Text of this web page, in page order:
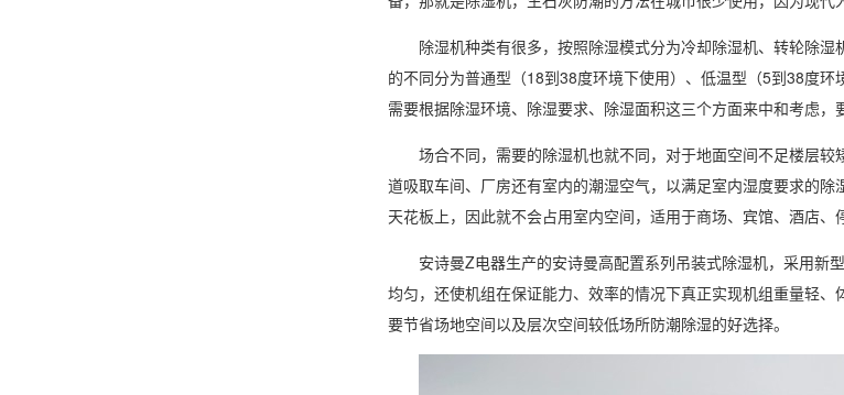
除湿机种类有很多，按照除湿模式分为冷却除湿机、 转轮除湿
的不同分为普通型（18到38度环境下使用）、低温型（5到38度
需要根据除湿环境、除湿要求、除湿面积这三个方面来中和考虑，
场合不同，需要的除湿机也就不同，对于地面空间不足楼层较
道吸取车间、厂房还有室内的潮湿空气，以满足室内湿度要求的除
天花板上，因此就不会占用室内空间，适用于商场、宾馆、酒店
安诗曼Z电器生产的安诗曼高配置系列吊装式除湿机，采用新
均匀，还使机组在保证能力、效率的情况下真正实现机组重量轻
要节省场地空间以及层次空间较低场所防潮除湿的好选择。